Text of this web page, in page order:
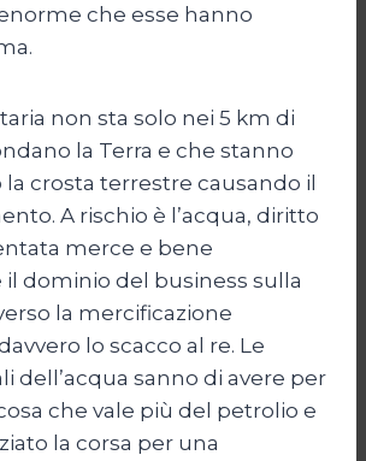
che esse hanno
non sta solo nei 5 km di
la Terra e che stanno
crosta terrestre causando il
A rischio è l’acqua, diritto
merce e bene
dominio del business sulla
la mercificazione
lo scacco al re. Le
dell’acqua sanno di avere per
che vale più del petrolio e
la corsa per una